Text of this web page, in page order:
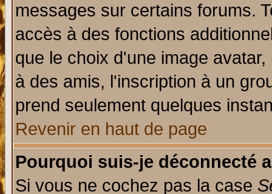
messages sur certains forums.
accès à des fonctions
que le choix d'une image
à des amis, l'inscription à un
prend seulement quelques
Revenir en haut de page
Pourquoi suis-je déconnecté
Si vous ne cochez pas la case